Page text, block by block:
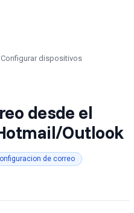
Configurar dispositivos
desde el
Outlook
de correo ·